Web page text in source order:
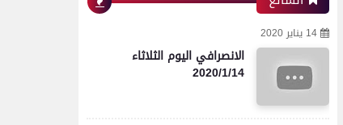
14 يناير 2020
الانصرافي اليوم الثلاثاء
2020/1/14